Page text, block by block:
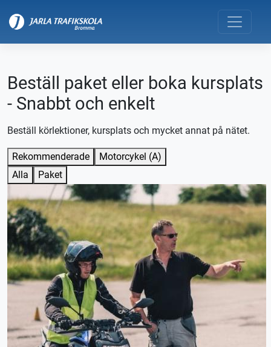
Beställ paket eller boka kursplats
- Snabbt och enkelt
Beställ körlektioner, kursplats och mycket annat på nätet.
Rekommenderade
Motorcykel (A)
Alla
Paket